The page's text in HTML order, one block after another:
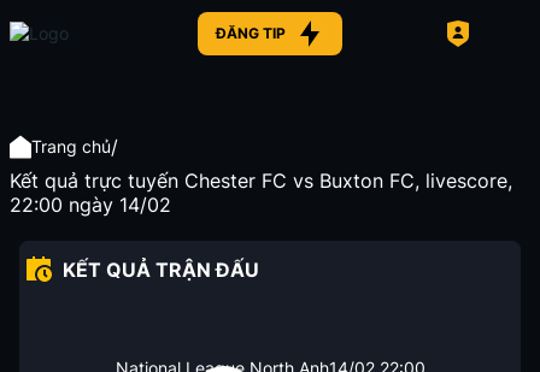
ĐĂNG TIP
Trang chủ/
Kết quả trực tuyến Chester FC vs Buxton FC, livescore,
22:00 ngày 14/02
KẾT QUẢ TRẬN ĐẤU
National League North Anh14/02 22:00